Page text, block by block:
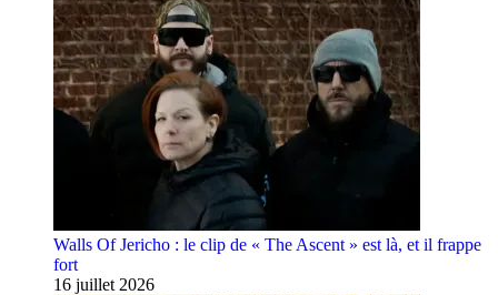
Walls Of Jericho : le clip de « The Ascent » est là, et il frappe
fort
16 juillet 2026